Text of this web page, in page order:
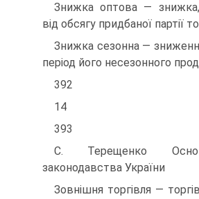
Знижка оптова —
від обсягу придбаної партії
Знижка сезонна —
період його несезонного
392
14
393
С. Терещенко
законодавства України
Зовнішня торгівля —